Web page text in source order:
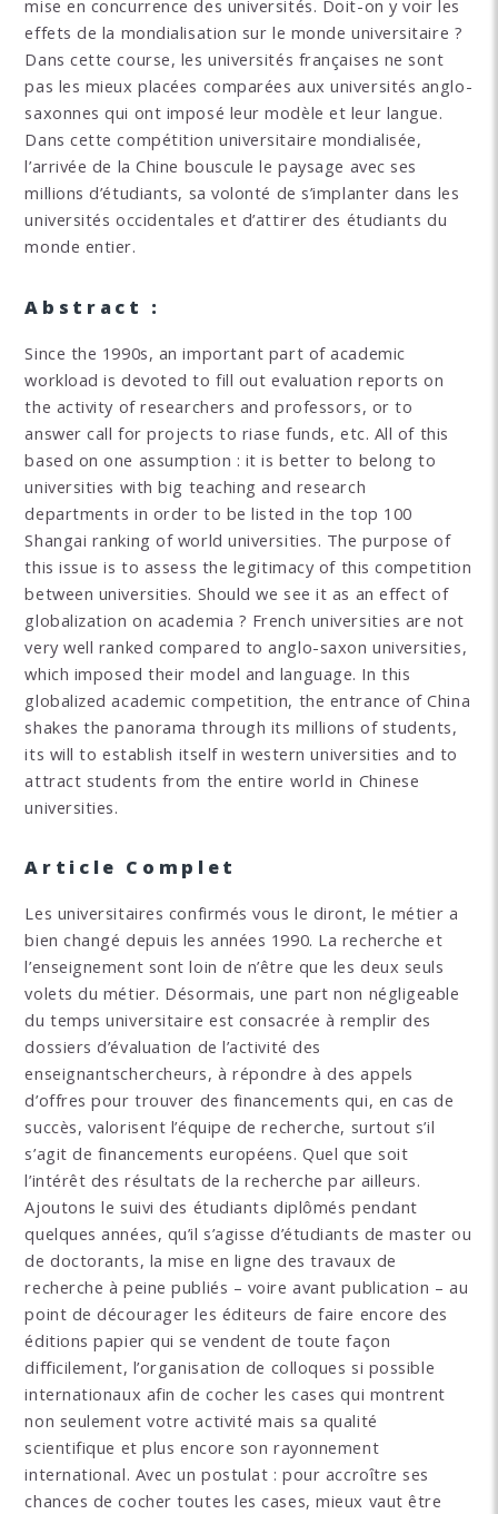
mise en concurrence des universités. Doit-on y voir les
effets de la mondialisation sur le monde universitaire ?
Dans cette course, les universités françaises ne sont
pas les mieux placées comparées aux universités anglo-
saxonnes qui ont imposé leur modèle et leur langue.
Dans cette compétition universitaire mondialisée,
l’arrivée de la Chine bouscule le paysage avec ses
millions d’étudiants, sa volonté de s’implanter dans les
universités occidentales et d’attirer des étudiants du
monde entier.
Abstract :
Since the 1990s, an important part of academic
workload is devoted to fill out evaluation reports on
the activity of researchers and professors, or to
answer call for projects to riase funds, etc. All of this
based on one assumption : it is better to belong to
universities with big teaching and research
departments in order to be listed in the top 100
Shangai ranking of world universities. The purpose of
this issue is to assess the legitimacy of this competition
between universities. Should we see it as an effect of
globalization on academia ? French universities are not
very well ranked compared to anglo-saxon universities,
which imposed their model and language. In this
globalized academic competition, the entrance of China
shakes the panorama through its millions of students,
its will to establish itself in western universities and to
attract students from the entire world in Chinese
universities.
Article Complet
Les universitaires confirmés vous le diront, le métier a
bien changé depuis les années 1990. La recherche et
l’enseignement sont loin de n’être que les deux seuls
volets du métier. Désormais, une part non négligeable
du temps universitaire est consacrée à remplir des
dossiers d’évaluation de l’activité des
enseignantschercheurs, à répondre à des appels
d’offres pour trouver des financements qui, en cas de
succès, valorisent l’équipe de recherche, surtout s’il
s’agit de financements européens. Quel que soit
l’intérêt des résultats de la recherche par ailleurs.
Ajoutons le suivi des étudiants diplômés pendant
quelques années, qu’il s’agisse d’étudiants de master ou
de doctorants, la mise en ligne des travaux de
recherche à peine publiés – voire avant publication – au
point de décourager les éditeurs de faire encore des
éditions papier qui se vendent de toute façon
difficilement, l’organisation de colloques si possible
internationaux afin de cocher les cases qui montrent
non seulement votre activité mais sa qualité
scientifique et plus encore son rayonnement
international. Avec un postulat : pour accroître ses
chances de cocher toutes les cases, mieux vaut être